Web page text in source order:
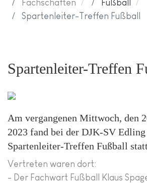
Fachschaften
Fußball
Spartenleiter-Treffen Fußball
Spartenleiter-Treffen
Am vergangenen Mittwoch, den
2023 fand bei der DJK-SV Edling
Spartenleiter-Treffen Fußball
Vertreten waren dort:
- Der Fachwart Fußball Klaus